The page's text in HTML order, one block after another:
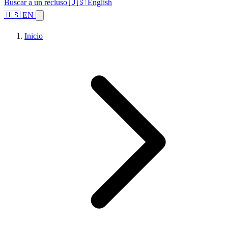
Buscar a un recluso 🇺🇸 English
🇺🇸 EN
Inicio